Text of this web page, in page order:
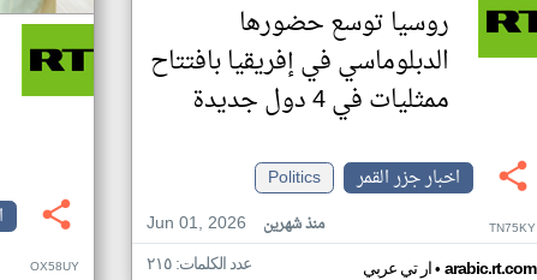
روسيا توسع حضورها
الدبلوماسي في إفريقيا بافتتاح
ممثليات في 4 دول جديدة
اخبار جزر القمر
Politics
Jun 01, 2026
منذ شهرين TN75KY
ار تي عربي• arabic.rt.com عدد الكلمات: ٢١٥ OX58UY